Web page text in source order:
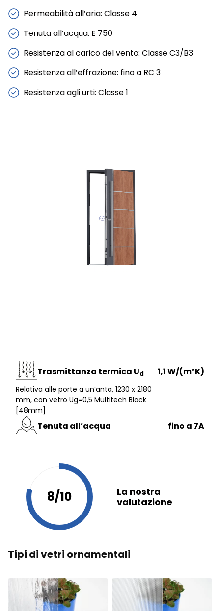
Permeabilità all’aria: Classe 4
Tenuta all’acqua: E 750
Resistenza al carico del vento: Classe C3/B3
Resistenza all’effrazione: fino a RC 3
Resistenza agli urti: Classe 1
Trasmittanza termica Ud
Relativa alle porte a un’anta, 1230 x 2180
mm, con vetro Ug=0,5 Multitech Black
[48mm]
1,1 W/(m²K)
Tenuta all’acqua fino a 7A
8/10
La nostra
valutazione
Tipi di vetri ornamentali